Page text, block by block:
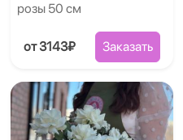
розы 50 см
от 3143₽ Заказать